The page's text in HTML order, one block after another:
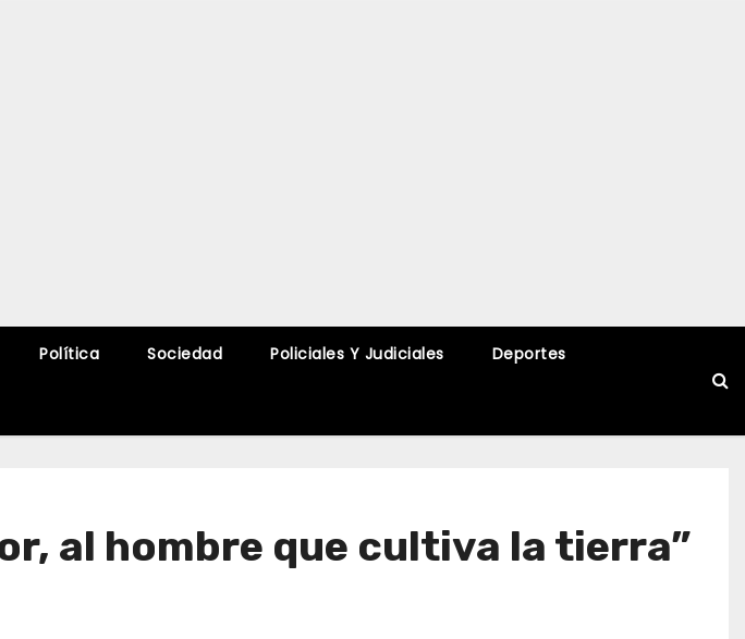
Política Sociedad Policiales Y Judiciales Deportes
al hombre que cultiva la tierra”